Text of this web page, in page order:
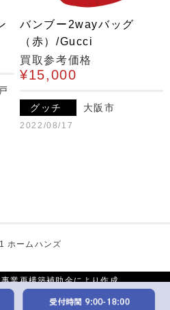
バンブー2wayバッグ
（赤）/Gucci
買取参考価格
¥15,000
グッチ 大阪市
2022/08/17
ホームハンズ
業再構築補助金により作成